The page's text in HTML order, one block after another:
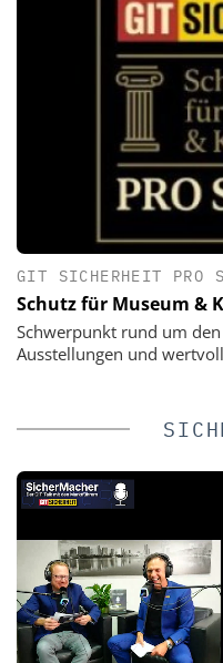
GIT SICHERHEIT PRO
Schutz für Museum &
Schwerpunkt rund um
Ausstellungen und